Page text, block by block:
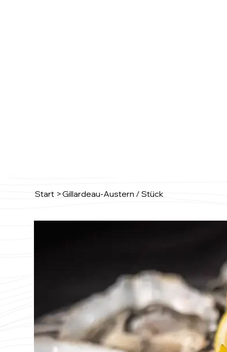
Start >Gillardeau-Austern / Stück